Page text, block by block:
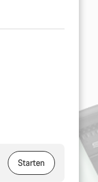
Starten